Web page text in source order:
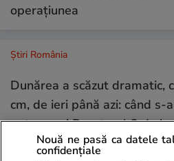
operațiunea
Știri România
Dunărea a scăzut dramatic,
cm, de ieri până azi: când s-
putea opri Reactorul 2 de la
Cernavodă
Nouă ne pasă ca datele
confidențiale